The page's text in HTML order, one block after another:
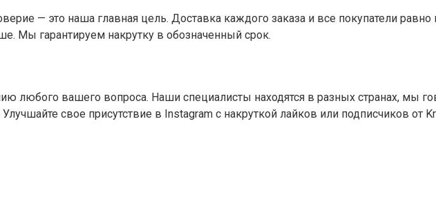
— это наша главная цель. Доставка каждого заказа и все покупатели
Мы гарантируем накрутку в обозначенный срок.
вашего вопроса. Наши специалисты находятся в разных странах, мы
свое присутствие в Instagram с накруткой лайков или подписчиков от